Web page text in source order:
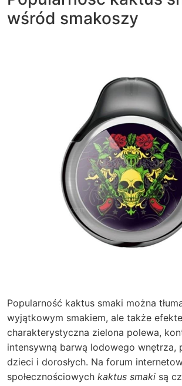
wśród smakoszy
Popularność kaktus smaki można
wyjątkowym smakiem, ale także
charakterystyczna zielona polewa,
intensywną barwą lodowego wnętrza,
dzieci i dorosłych. Na forum
społecznościowych kaktus smaki są